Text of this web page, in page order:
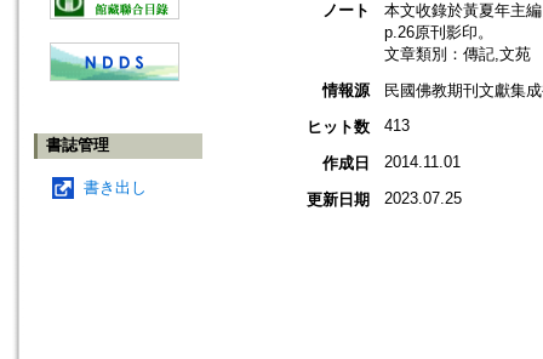
書誌管理
書き出し
ノート
本文收錄於黃夏年主
p.26原刊影印。
文章類別：傳記,文苑
情報源
民國佛教期刊文獻集
ヒット数
413
作成日 2014.11.01
更新日期 2023.07.25